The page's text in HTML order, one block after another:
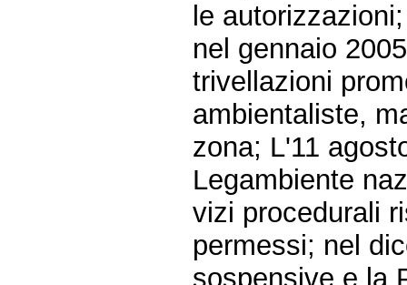
le autorizzazioni;
nel gennaio
trivellazioni
ambientaliste,
zona; L'11
Legambiente
vizi procedurali
permessi; nel
sospensive e la